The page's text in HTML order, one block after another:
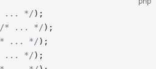
... */);
/* ... */);
... */);
... */);